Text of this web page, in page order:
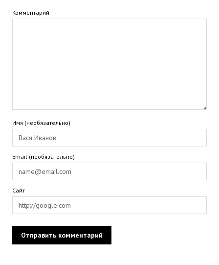
Комментарий
Имя (необязательно)
Email (необязательно)
Сайт